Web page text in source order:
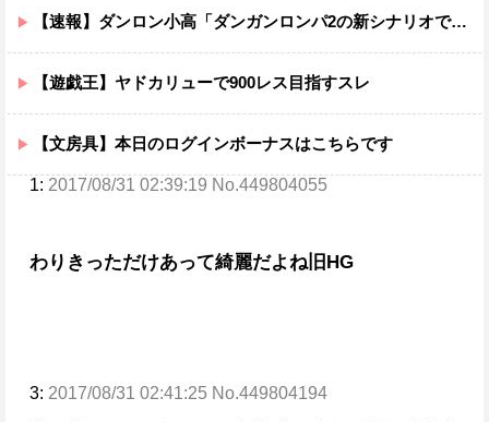
【速報】ダンロン小高「ダンガンロンパ2の新シナリオでは、人気キャラも殺していきますw」
【遊戯王】ヤドカリューで900レス目指すスレ
【文房具】本日のログインボーナスはこちらです
1: 2017/08/31 02:39:19 No.449804055
わりきっただけあって綺麗だよね旧HG
3: 2017/08/31 02:41:25 No.449804194